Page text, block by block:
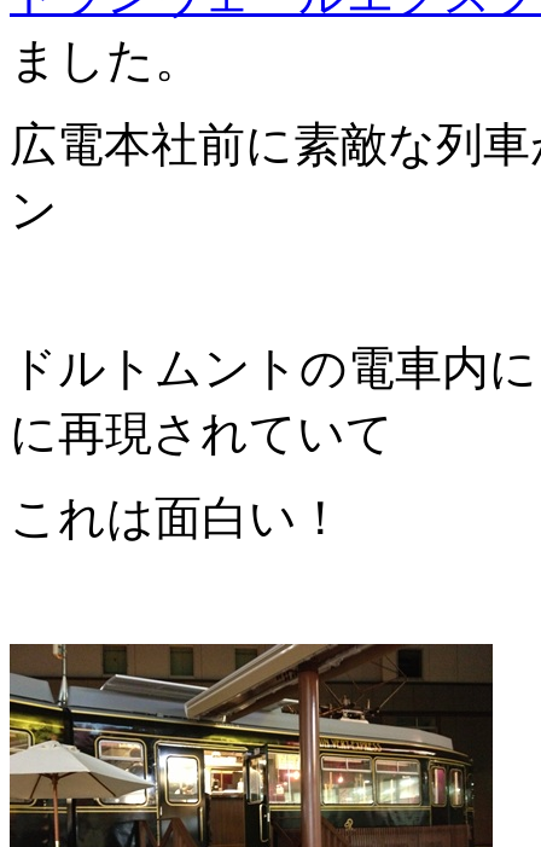
ました。
広電本社前に素敵な列
ン
ドルトムントの電車内
に再現されていて
これは面白い！